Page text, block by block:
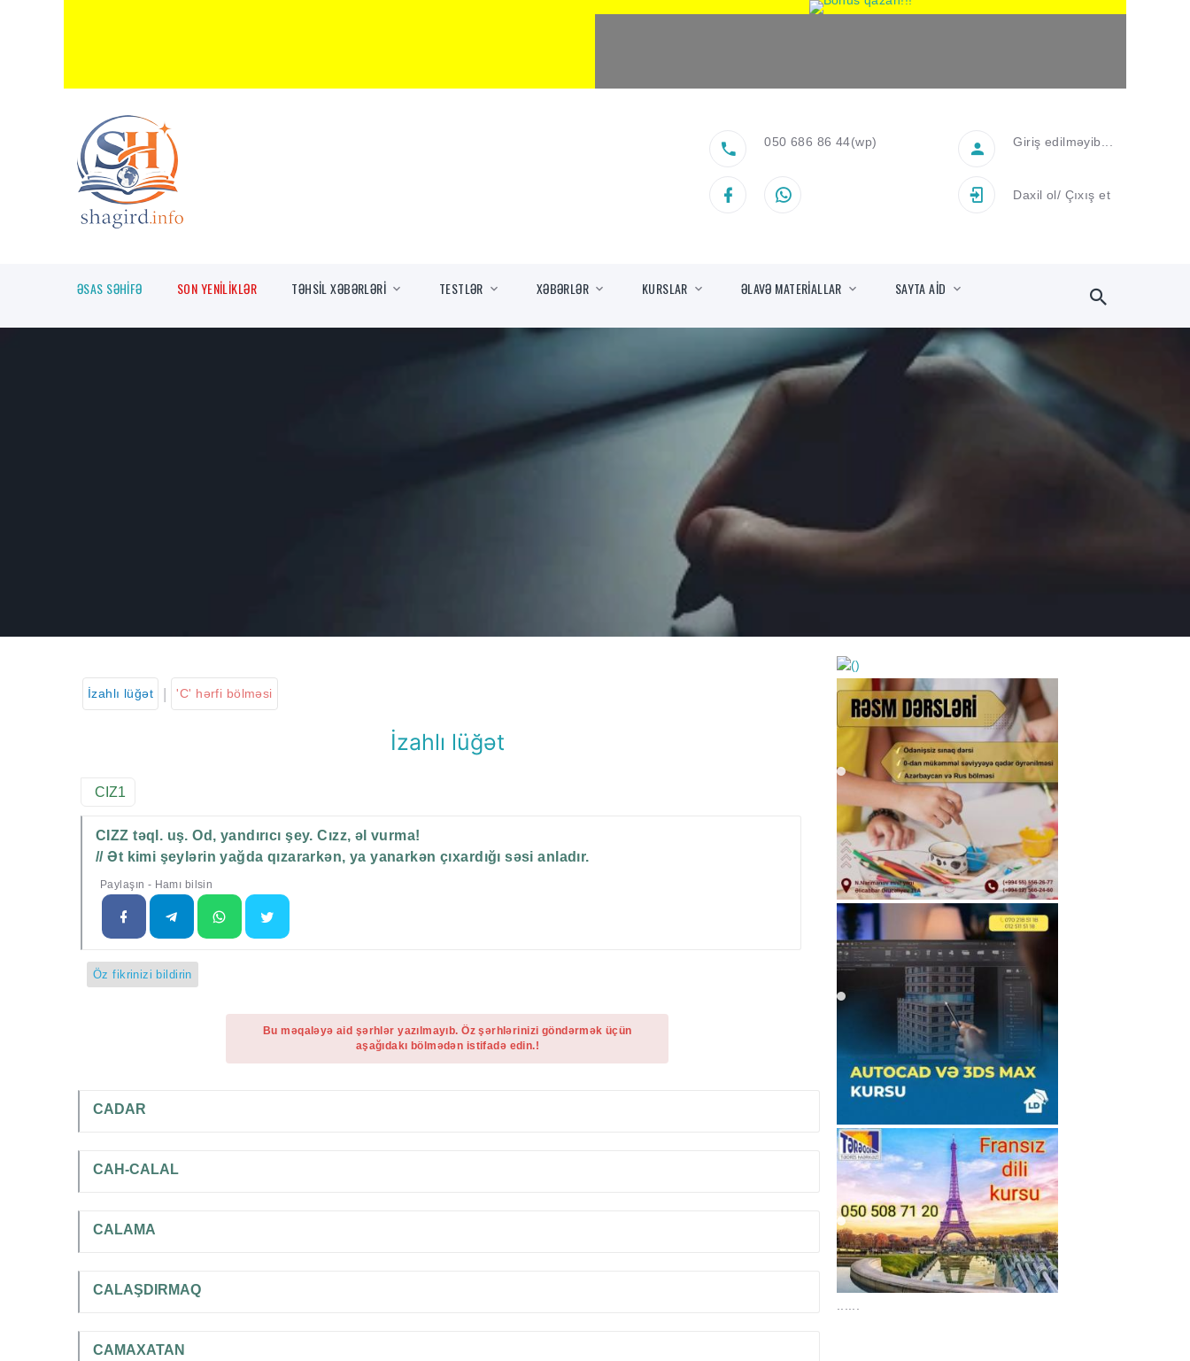
050 686 86 44(wp) Giriş edilməyib...
Daxil ol/ Çıxış et
ƏSAS SƏHİFƏ SON YENİLİKLƏR TƏHSİL XƏBƏRLƏRİ TESTLƏR XƏBƏRLƏR KURSLAR ƏLAVƏ MATERİALLAR SAYTA AİD
İzahlı lüğət 'C' hərfi bölməsi
İzahlı lüğət
CIZ1
CIZZ təql. uş. Od, yandırıcı şey. Cızz, əl vurma!
// Ət kimi şeylərin yağda qızararkən, ya yanarkən çıxardığı səsi anladır.
Paylaşın - Hamı bilsin
Öz fikrinizi bildirin
Bu məqaləyə aid şərhlər yazılmayıb. Öz şərhlərinizi göndərmək üçün
aşağıdakı bölmədən istifadə edin.!
CADAR
CAH-CALAL
CALAMA
CALAŞDIRMAQ
CAMAXATAN
https://wa.me/994552244433